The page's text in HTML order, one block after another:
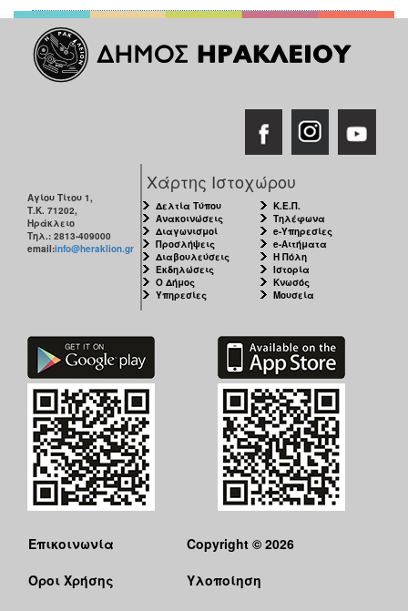
Αγίου Τίτου 1,
Τ.Κ. 71202,
Ηράκλειο
Τηλ.: 2813-409000
email:info@heraklion.gr
Χάρτης Ιστοχώρου
Δελτία Τύπου
Ανακοινώσεις
Διαγωνισμοί
Προσλήψεις
Διαβουλεύσεις
Εκδηλώσεις
Ο Δήμος
Υπηρεσίες
Κ.Ε.Π.
Τηλέφωνα
e-Υπηρεσίες
e-Αιτήματα
Η Πόλη
Ιστορία
Κνωσός
Μουσεία
Επικοινωνία
Όροι Χρήσης
Copyright © 2026
Υλοποίηση